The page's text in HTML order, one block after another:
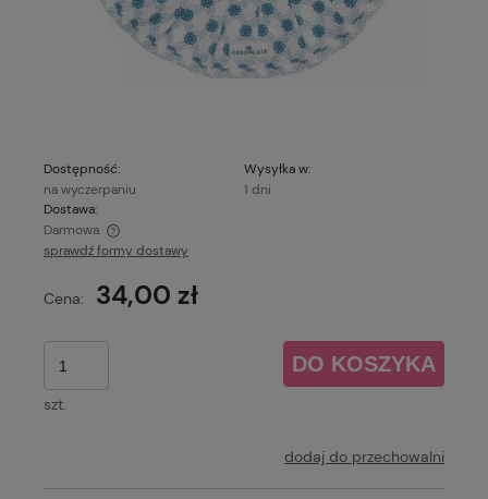
Dostępność:
na wyczerpaniu
Wysyłka w:
1 dni
Dostawa:
Darmowa
Cena nie zawiera ewentualnych kosztów płatności
sprawdź formy dostawy
Cena: 34,00 zł
szt.
DO KOSZYKA
dodaj do przechowalni